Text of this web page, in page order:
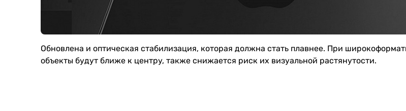
Обновлена и оптическая стабилизация, которая должна стать плавнее. При
объекты будут ближе к центру, также снижается риск их визуальной растянутости.